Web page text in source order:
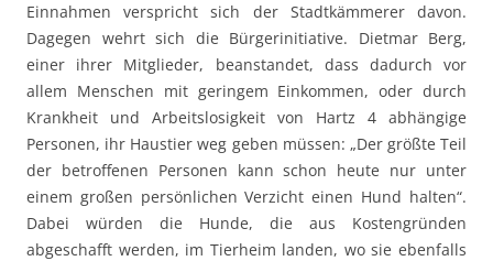
Einnahmen verspricht sich der Stadtkämmerer davon.
Dagegen wehrt sich die Bürgerinitiative. Dietmar Berg,
einer ihrer Mitglieder, beanstandet, dass dadurch vor
allem Menschen mit geringem Einkommen, oder durch
Krankheit und Arbeitslosigkeit von Hartz 4 abhängige
Personen, ihr Haustier weg geben müssen: „Der größte Teil
der betroffenen Personen kann schon heute nur unter
einem großen persönlichen Verzicht einen Hund halten“.
Dabei würden die Hunde, die aus Kostengründen
abgeschafft werden, im Tierheim landen, wo sie ebenfalls